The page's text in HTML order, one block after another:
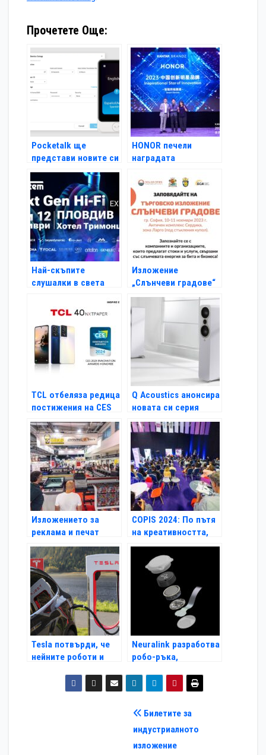
Прочетете Още:
Pocketalk ще
представи новите си
продукти на IFA
HONOR печели
наградата
звезда в
иновациите“ на
Kantar BrandZ
Най-скъпите
слушалки в света
първото NEXT GEN
Изложение
„Слънчеви градове“
в София на 10 и 11
ноември представя
успешни продукти и
използването на
соларната енергия в
бита и бизнеса
TCL отбеляза редица
постижения на CES
2024
Q Acoustics анонсира
новата си серия
високоговорители
на High End
изложението в
Мюнхен
Изложението за
реклама и печат
COPIS стартира на 1
октомври
COPIS 2024: По пътя
на креативността,
творческите
практики,
социалните мрежи и
дигитализацията
Tesla потвърди, че
нейните роботи и
ще се управляват
дистанционно от
Neuralink разработва
робо-ръка,
мозъчни импланти
Билетите за
индустриалното
изложение